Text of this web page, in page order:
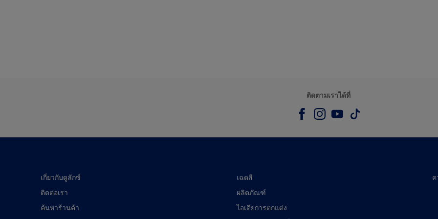
ติดตามเราได้ที่
เกี่ยวกับดูลักซ์
ติดต่อเรา
ค้นหาร้านค้า
เฉดสี
ผลิตภัณฑ์
ไอเดียการตกแต่ง